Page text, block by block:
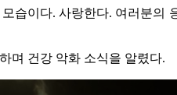
습이다. 사랑한다. 여러분의
며 건강 악화 소식을 알렸다.